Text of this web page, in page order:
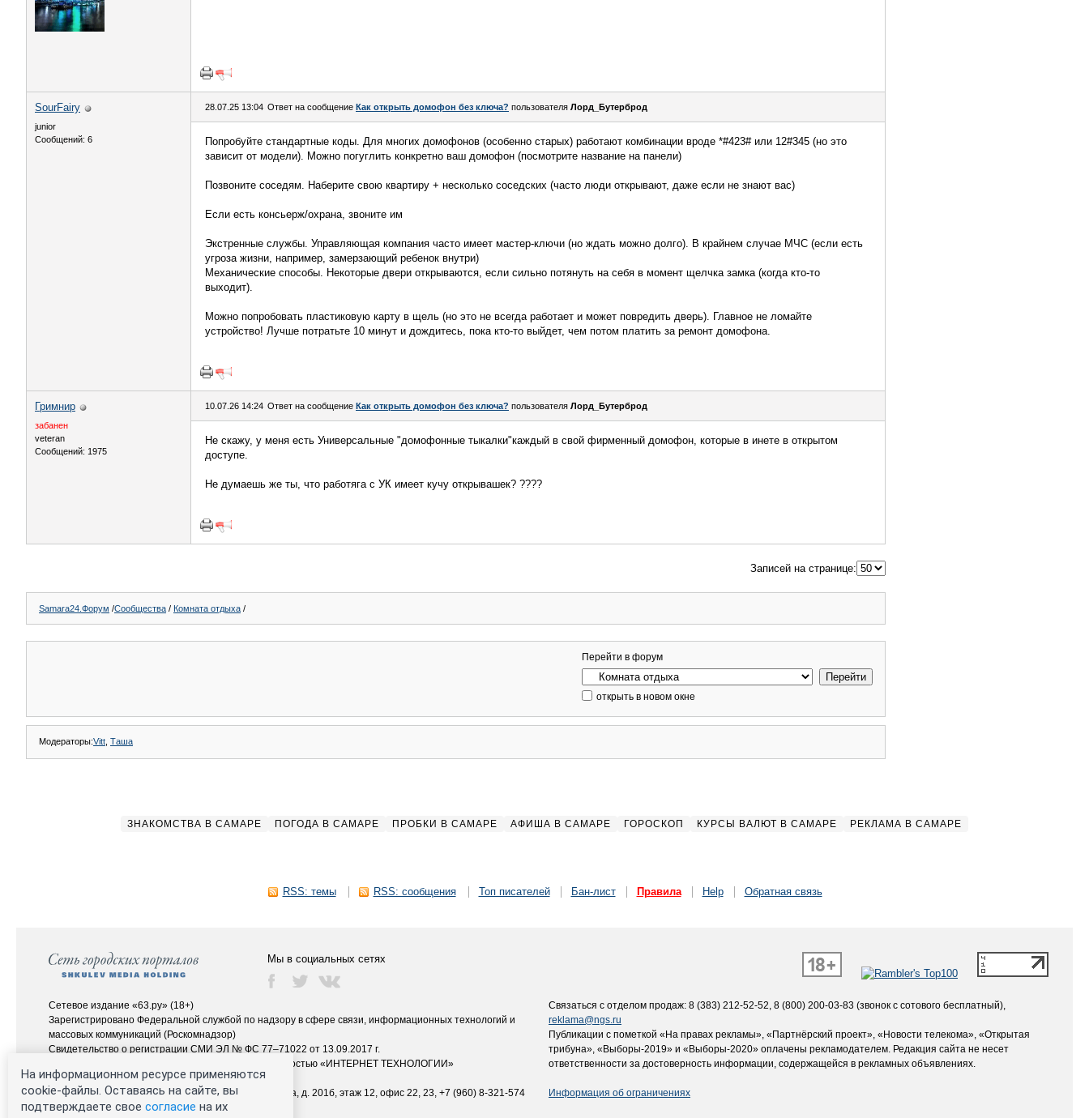
SourFairy
junior
Сообщений: 6
28.07.25 13:04 Ответ на сообщение Как открыть домофон без ключа? пользователя Лорд_Бутерброд
Попробуйте стандартные коды. Для многих домофонов (особенно старых) работают комбинации вроде *#423# или 12#345 (но это
зависит от модели). Можно погуглить конкретно ваш домофон (посмотрите название на панели)
Позвоните соседям. Наберите свою квартиру + несколько соседских (часто люди открывают, даже если не знают вас)
Если есть консьерж/охрана, звоните им
Экстренные службы. Управляющая компания часто имеет мастер-ключи (но ждать можно долго). В крайнем случае МЧС (если есть
угроза жизни, например, замерзающий ребенок внутри)
Механические способы. Некоторые двери открываются, если сильно потянуть на себя в момент щелчка замка (когда кто-то
выходит).
Можно попробовать пластиковую карту в щель (но это не всегда работает и может повредить дверь). Главное не ломайте
устройство! Лучше потратьте 10 минут и дождитесь, пока кто-то выйдет, чем потом платить за ремонт домофона.
Гримнир
забанен
veteran
Сообщений: 1975
10.07.26 14:24 Ответ на сообщение Как открыть домофон без ключа? пользователя Лорд_Бутерброд
Не скажу, у меня есть Универсальные "домофонные тыкалки"каждый в свой фирменный домофон, которые в инете в открытом
доступе.
Не думаешь же ты, что работяга с УК имеет кучу открывашек? ????
Записей на странице:
Samara24.Форум /Сообщества / Комната отдыха /
Перейти в форум
открыть в новом окне
Модераторы:Vitt Таша
ЗНАКОМСТВА В САМАРЕ ПОГОДА В САМАРЕ ПРОБКИ В САМАРЕ АФИША В САМАРЕ ГОРОСКОП КУРСЫ ВАЛЮТ В САМАРЕ РЕКЛАМА В САМАРЕ
RSS: темы RSS: сообщения Топ писателей Бан-лист Правила Help Обратная связь
Мы в социальных сетях
Сетевое издание «63.ру» (18+)
Зарегистрировано Федеральной службой по надзору в сфере связи, информационных технологий и
массовых коммуникаций (Роскомнадзор)
Свидетельство о регистрации СМИ ЭЛ № ФС 77–71022 от 13.09.2017 г.
Учредитель: Общество с ограниченной ответственностью «ИНТЕРНЕТ ТЕХНОЛОГИИ»
Главный редактор: Плотникова Татьяна Николаевна
Адрес редакции: 443080, г. Самара, пр. Карла Маркса, д. 201б, этаж 12, офис 22, 23, +7 (960) 8-321-574
Электронный адрес редакции:63@rugion.ru
Связаться с отделом продаж: 8 (383) 212-52-52, 8 (800) 200-03-83 (звонок с сотового бесплатный),
reklama@ngs.ru
Публикации с пометкой «На правах рекламы», «Партнёрский проект», «Новости телекома», «Открытая
трибуна», «Выборы-2019» и «Выборы-2020» оплачены рекламодателем. Редакция сайта не несет
ответственности за достоверность информации, содержащейся в рекламных объявлениях.
Информация об ограничениях
На информационном ресурсе применяются
cookie-файлы. Оставаясь на сайте, вы
подтверждаете свое согласие на их